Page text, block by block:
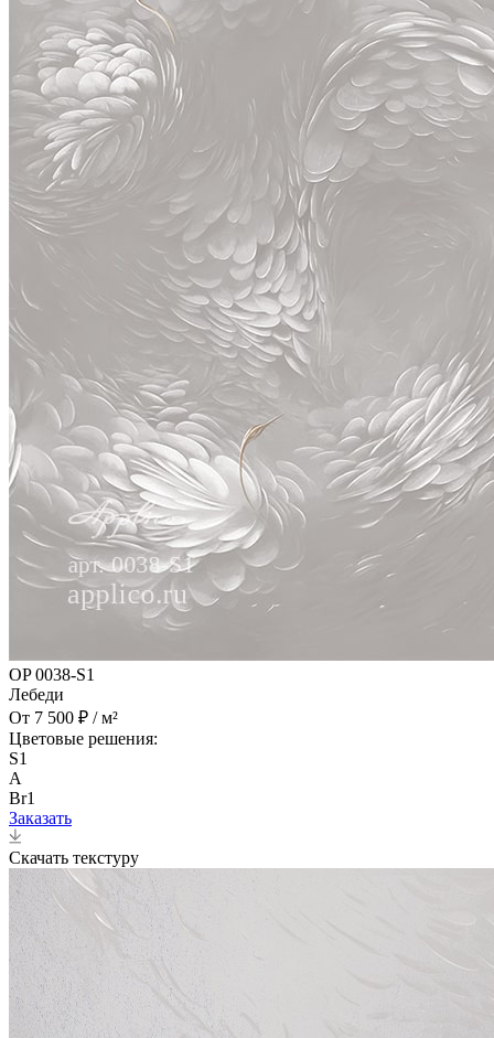
OP 0038-S1
Лебеди
От 7 500 ₽ / м²
Цветовые решения:
S1
A
Br1
Заказать
Скачать текстуру